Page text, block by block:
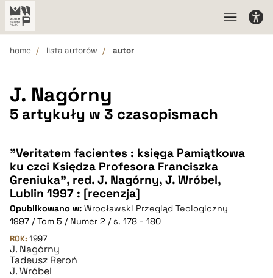
home lista autorów autor
J. Nagórny
5 artykuły w 3 czasopismach
"Veritatem facientes : księga Pamiątkowa
ku czci Księdza Profesora Franciszka
Greniuka", red. J. Nagórny, J. Wróbel,
Lublin 1997 : [recenzja]
Opublikowano w: Wrocławski Przegląd Teologiczny
1997 / Tom 5 / Numer 2 / s. 178 - 180
ROK: 1997
J. Nagórny
Tadeusz Reroń
J. Wróbel